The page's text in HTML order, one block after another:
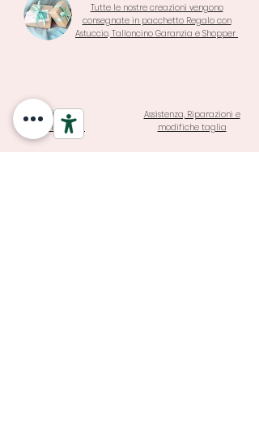
Tutte le nostre creazioni vengono
consegnate in pacchetto Regalo con
Astuccio, Talloncino Garanzia e Shopper
Termini di
Garanzia e Resi
Assistenza, Riparazioni e
modifiche taglia